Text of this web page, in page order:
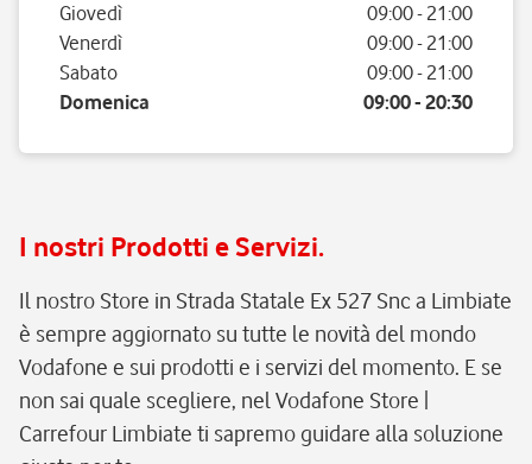
Giovedì
09:00- 21:00
Venerdì
09:00- 21:00
Sabato
09:00- 21:00
Domenica
09:00- 20:30
I nostri Prodotti e Servizi.
Il nostro Store in Strada Statale Ex 527 Snc a Limbiate
è sempre aggiornato su tutte le novità del mondo
Vodafone e sui prodotti e i servizi del momento. E se
non sai quale scegliere, nel Vodafone Store |
Carrefour Limbiate ti sapremo guidare alla soluzione